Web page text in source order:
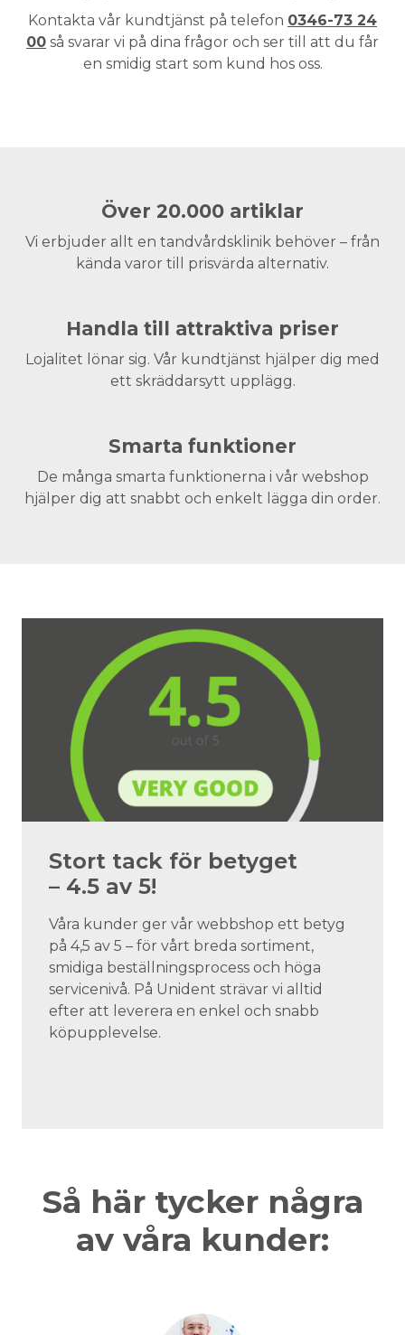
Kontakta vår kundtjänst på telefon 0346-73 24
00 så svarar vi på dina frågor och ser till att du får
en smidig start som kund hos oss.
Över 20.000 artiklar
Vi erbjuder allt en tandvårdsklinik behöver – från
kända varor till prisvärda alternativ.
Handla till attraktiva priser
Lojalitet lönar sig. Vår kundtjänst hjälper dig med
ett skräddarsytt upplägg.
Smarta funktioner
De många smarta funktionerna i vår webshop
hjälper dig att snabbt och enkelt lägga din order.
Stort tack för betyget
– 4.5 av 5!
Våra kunder ger vår webbshop ett betyg
på 4,5 av 5 – för vårt breda sortiment,
smidiga beställningsprocess och höga
servicenivå. På Unident strävar vi alltid
efter att leverera en enkel och snabb
köpupplevelse.
Så här tycker några
av våra kunder: